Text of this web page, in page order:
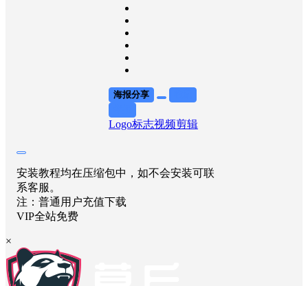
海报分享
Logo标志视频剪辑
安装教程均在压缩包中，如不会安装可联
系客服。
注：普通用户充值下载
VIP全站免费
×